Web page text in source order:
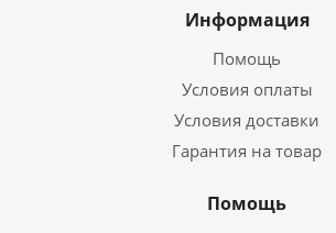
Информация
Помощь
Условия оплаты
Условия доставки
Гарантия на товар
Помощь